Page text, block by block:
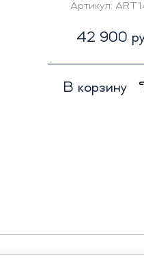
Артикул:
42 900
В корзину